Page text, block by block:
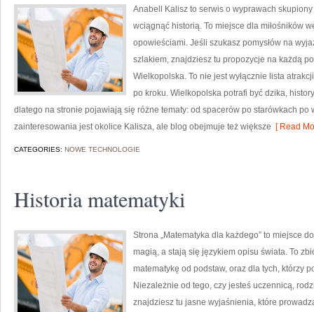
Anabell Kalisz to serwis o wyprawach
wciągnąć historią. To miejsce dla miłośników
opowieściami. Jeśli szukasz pomysłów na
szlakiem, znajdziesz tu propozycje na każdą
Wielkopolska. To nie jest wyłącznie lista
po kroku. Wielkopolska potrafi być dzika,
dlatego na stronie pojawiają się różne tematy: od spacerów po starówkach po
zainteresowania jest okolice Kalisza, ale blog obejmuje też większe [ Read
CATEGORIES: NOWE TECHNOLOGIE
Historia matematyki
Strona „Matematyka dla każdego” to miejsce
magią, a stają się językiem opisu świata. To
matematykę od podstaw, oraz dla tych, którzy
Niezależnie od tego, czy jesteś uczennicą,
znajdziesz tu jasne wyjaśnienia, które